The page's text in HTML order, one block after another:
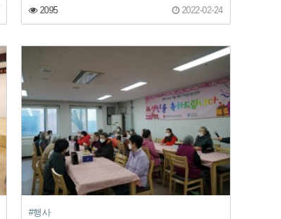
2095 2022-02-24
#행사